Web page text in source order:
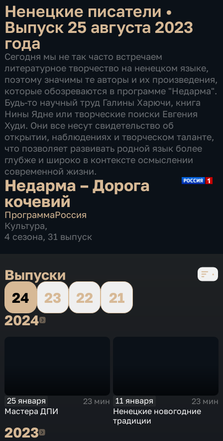
Ненецкие писатели •
Выпуск 25 августа 2023
года
Сегодня мы не так часто встречаем
литературное творчество на ненецком языке,
поэтому значимы те авторы и их произведения,
которые обозреваются в программе "Недарма".
Будь-то научный труд Галины Харючи, книга
Нины Ядне или творческие поиски Евгения
Худи. Они все несут свидетельство об
открытии, наблюдениях и творческом таланте,
что позволяет развивать родной язык более
глубже и широко в контексте осмыслении
современной жизни.
Недарма – Дорога
кочевий
ПрограммаРоссия
Культура,
4 сезона, 31 выпуск
Выпуски
24
23 22
21
20242024
25 января
23 мин
Мастера ДПИ
11 января
23 мин
Ненецкие новогодние
традиции
20232023